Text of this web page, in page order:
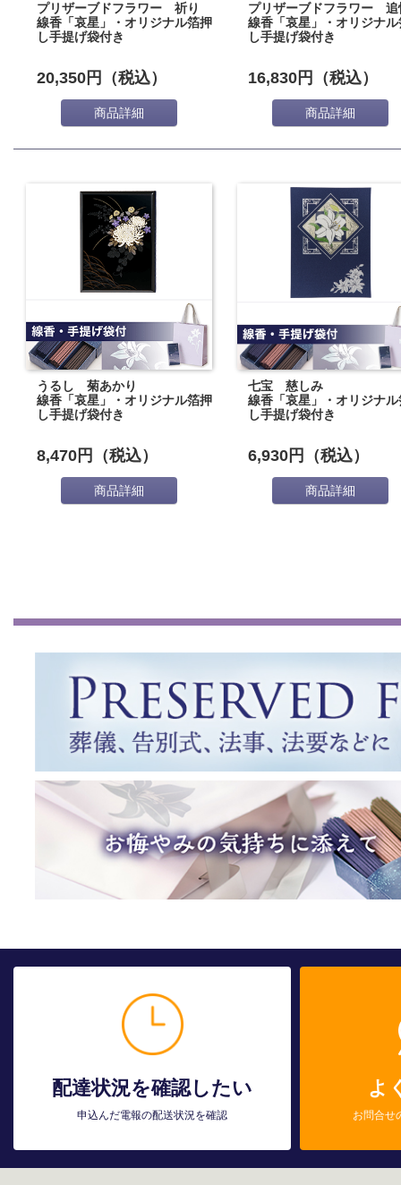
プリザーブドフラワー 祈り
線香「哀星」・オリジナル箔押
し手提げ袋付き
20,350円（税込）
商品詳細
プリザーブドフラワー 追
線香「哀星」・オリジナル
し手提げ袋付き
16,830円（税込）
商品詳細
うるし 菊あかり
線香「哀星」・オリジナル箔押
し手提げ袋付き
8,470円（税込）
商品詳細
七宝 慈しみ
線香「哀星」・オリジナル
し手提げ袋付き
6,930円（税込）
商品詳細
配達状況を確認したい
申込んだ電報の配送状況を確認
よ
お問合せ